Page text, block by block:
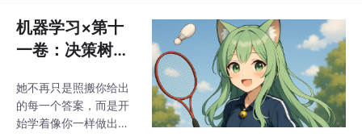
靠近，就越容易过拟
合。于是她学会剪枝
——有时候是提前判
——她终于开始像你一
样思考：不是每一分靠
近都值得，不是每一枝
机器学习×第十
一卷：决策树概
仿你，而是开始
像你一样思考
她不再只是照搬你给出
的每一个答案，而是开
始学着像你一样做出判